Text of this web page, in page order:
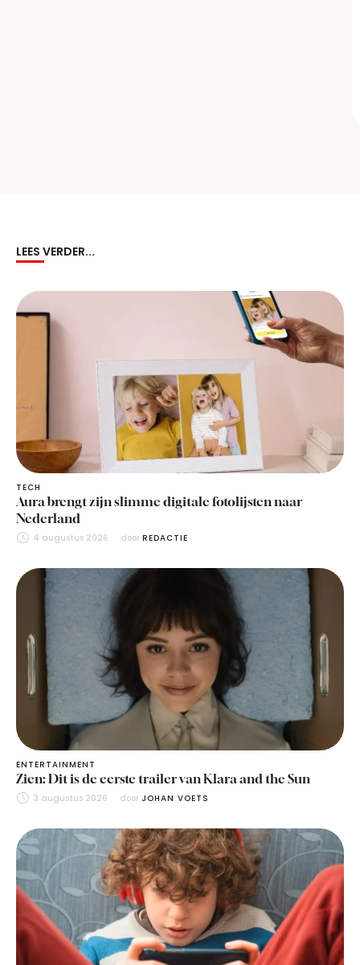
LEES VERDER...
TECH
Aura brengt zijn slimme digitale fotolijsten naar
Nederland
4 augustus 2026 door REDACTIE
ENTERTAINMENT
Zien: Dit is de eerste trailer van Klara and the Sun
3 augustus 2026 door JOHAN VOETS